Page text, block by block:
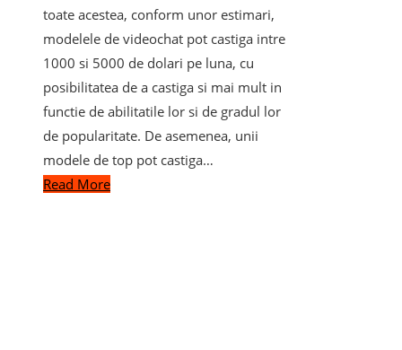
toate acestea, conform unor estimari,
modelele de videochat pot castiga intre
1000 si 5000 de dolari pe luna, cu
posibilitatea de a castiga si mai mult in
functie de abilitatile lor si de gradul lor
de popularitate. De asemenea, unii
modele de top pot castiga…
Read More